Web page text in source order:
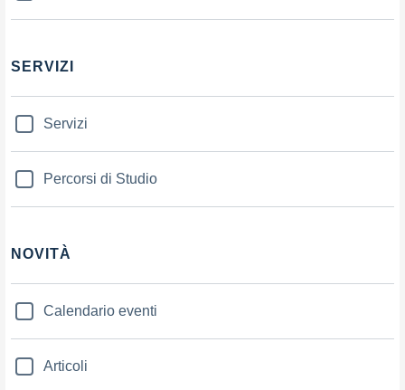
SERVIZI
Servizi
Percorsi di Studio
NOVITÀ
Calendario eventi
Articoli